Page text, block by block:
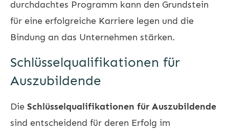
durchdachtes Programm kann den Grundstein
für eine erfolgreiche Karriere legen und die
Bindung an das Unternehmen stärken.
Schlüsselqualifikationen für
Auszubildende
Die Schlüsselqualifikationen für Auszubildende
sind entscheidend für deren Erfolg im